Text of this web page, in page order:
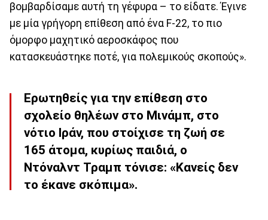
βομβαρδίσαμε αυτή τη γέφυρα – το είδατε. Έγινε
με μία γρήγορη επίθεση από ένα F-22, το πιο
όμορφο μαχητικό αεροσκάφος που
κατασκευάστηκε ποτέ, για πολεμικούς σκοπούς».
Ερωτηθείς για την επίθεση στο
σχολείο θηλέων στο Μινάμπ, στο
νότιο Ιράν, που στοίχισε τη ζωή σε
165 άτομα, κυρίως παιδιά, ο
Ντόναλντ Τραμπ τόνισε: «Κανείς δεν
το έκανε σκόπιμα».